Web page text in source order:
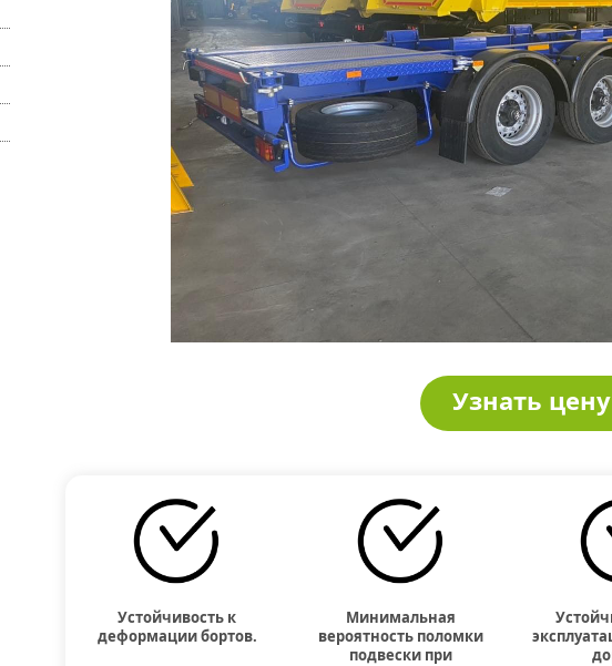
Узнать цену
Устойчивость к
деформации бортов.
Минимальная
вероятность поломки
подвески при